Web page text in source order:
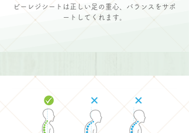
​ビーレジシートは正しい足の重心、バランスをサポ
ートしてくれます。